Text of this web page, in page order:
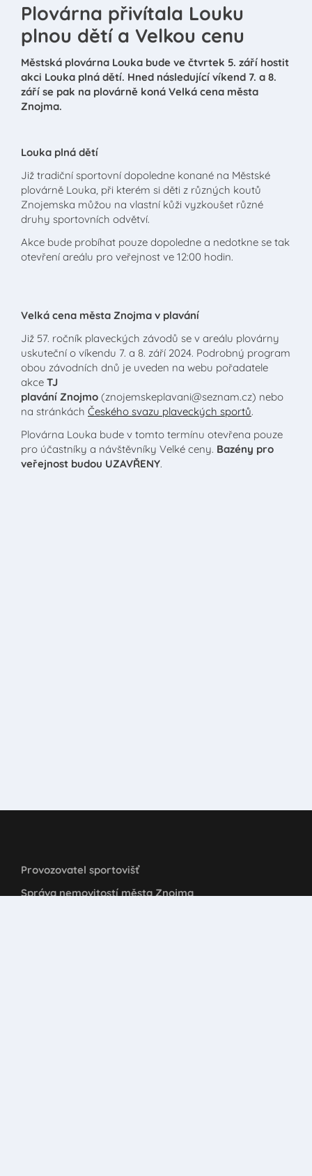
Plovárna přivítala Louku
plnou dětí a Velkou cenu
Městská plovárna Louka bude ve čtvrtek 5. září hostit
akci Louka plná dětí. Hned následující víkend 7. a 8.
září se pak na plovárně koná Velká cena města
Znojma.
Louka plná dětí
Již tradiční sportovní dopoledne konané na Městské
plovárně Louka, při kterém si děti z různých koutů
Znojemska můžou na vlastní kůži vyzkoušet různé
druhy sportovních odvětví.
Akce bude probíhat pouze dopoledne a nedotkne se tak
otevření areálu pro veřejnost ve 12:00 hodin.
Velká cena města Znojma v plavání
Již 57. ročník plaveckých závodů se v areálu plovárny
uskuteční o víkendu 7. a 8. září 2024. Podrobný program
obou závodních dnů je uveden na webu pořadatele
akce TJ
plavání Znojmo (znojemskeplavani@seznam.cz) nebo
na stránkách Českého svazu plaveckých sportů.
Plovárna Louka bude v tomto termínu otevřena pouze
pro účastníky a návštěvníky Velké ceny. Bazény pro
veřejnost budou UZAVŘENY.
Provozovatel sportovišť
Správa nemovitostí města Znojma